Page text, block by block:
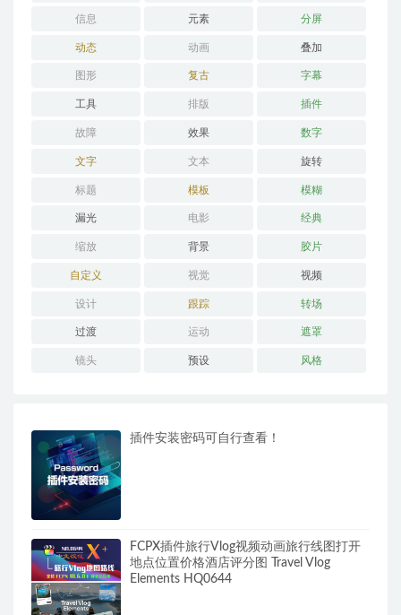
信息 元素 分屏
动态 动画 叠加
图形 复古 字幕
工具 排版 插件
故障 效果 数字
文字 文本 旋转
标题 模板 模糊
漏光 电影 经典
缩放 背景 胶片
自定义 视觉 视频
设计 跟踪 转场
过渡 运动 遮罩
镜头 预设 风格
插件安装密码可自行查看！
FCPX插件旅行Vlog视频动画旅行线图打开
地点位置价格酒店评分图 Travel Vlog
Elements HQ0644